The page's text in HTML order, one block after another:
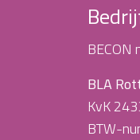
BECON
BLA
KvK
BTW-